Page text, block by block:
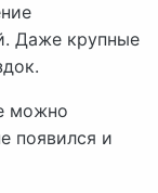
Даже крупные
можно
появился и